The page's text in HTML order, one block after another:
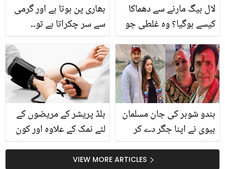
بھاری پن ہوتا ہے اور گرمی
سے سر چکراتا ہے تو۔۔
گرمی میں سونف کا پانی
پینے کے چند زبردست
فائدے
لال بیگ مارنے سے دھماکا
کیسے ہوگیا؟ وہ غلطی جو
ہم سب کرتے ہیں
بلڈ پریشر کے مریضوں کے
لئے نمک کے علاوہ اور کون
سی چیز کا استعمال
انتہائی خطرناک ثابت ہو
ہندو شوہر کی جان مسلمان
بیوی نے اپنا جگر دے کر
بچالی ۔۔ وہ 5 ایشیائی
بیویاں جو خاوند کے لیےVIEW MORE ARTICLES